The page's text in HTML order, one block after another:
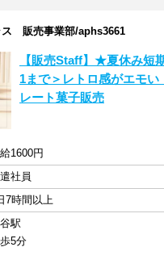
ス 販売事業部/aphs3661
【販売Staff】★夏休み短
1まで＞レトロ感がエモい
レート菓子販売
1600円
社員
7時間以上
駅
5分